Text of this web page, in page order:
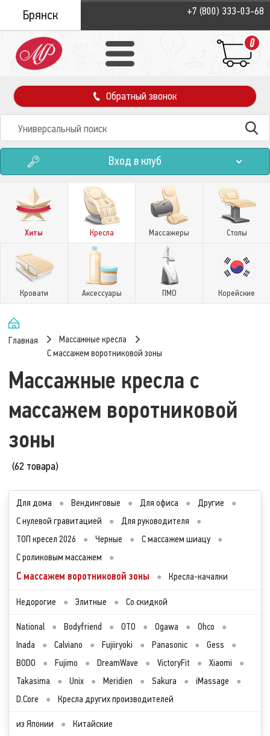
Брянск +7 (800) 333-03-68
0
Обратный звонок
Вход в клуб
Хиты Кресла Массажеры Столы
Кровати Аксессуары ПМО Корейские
Главная
Массажные кресла
С массажем воротниковой зоны
Массажные кресла с
массажем воротниковой
зоны
(62 товара)
Для дома ● Вендинговые ● Для офиса ● Другие
●
С нулевой гравитацией
● Для руководителя
●
ТОП кресел 2026
● Черные ● С массажем шиацу
●
С роликовым массажем
●
С массажем воротниковой зоны ● Кресла-качалки
Недорогие ● Элитные ● Со скидкой
National ● Bodyfriend ● OTO ● Ogawa ● Ohco
●
Inada
● Calviano ● Fujiiryoki ● Panasonic ● Gess
●
BODO
● Fujimo ● DreamWave ● VictoryFit ● Xiaomi
●
Takasima
● Unix ● Meridien ● Sakura ● iMassage
●
D.Core
● Кресла других производителей
из Японии ● Китайские